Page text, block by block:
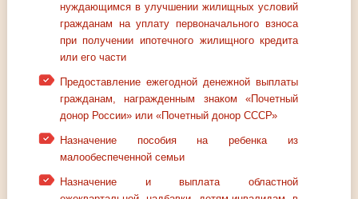
нуждающимся в улучшении жилищных условий
гражданам на уплату первоначального взноса
при получении ипотечного жилищного кредита
или его части
Предоставление ежегодной денежной выплаты
гражданам, награжденным знаком «Почетный
донор России» или «Почетный донор СССР»
Назначение пособия на ребенка из
малообеспеченной семьи
Назначение и выплата областной